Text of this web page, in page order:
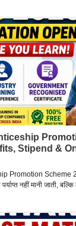
Stipend &
Promotion Scheme
नहीं मानी जाती,